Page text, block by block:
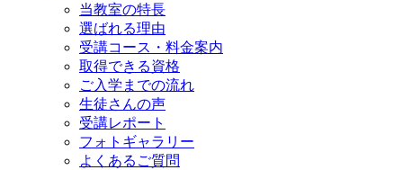
当教室の特長
選ばれる理由
受講コース・料金案内
取得できる資格
ご入学までの流れ
生徒さんの声
受講レポート
フォトギャラリー
よくあるご質問